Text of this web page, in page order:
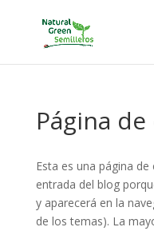
Página
Esta es una página
entrada del blog
y aparecerá en la
de los temas). La